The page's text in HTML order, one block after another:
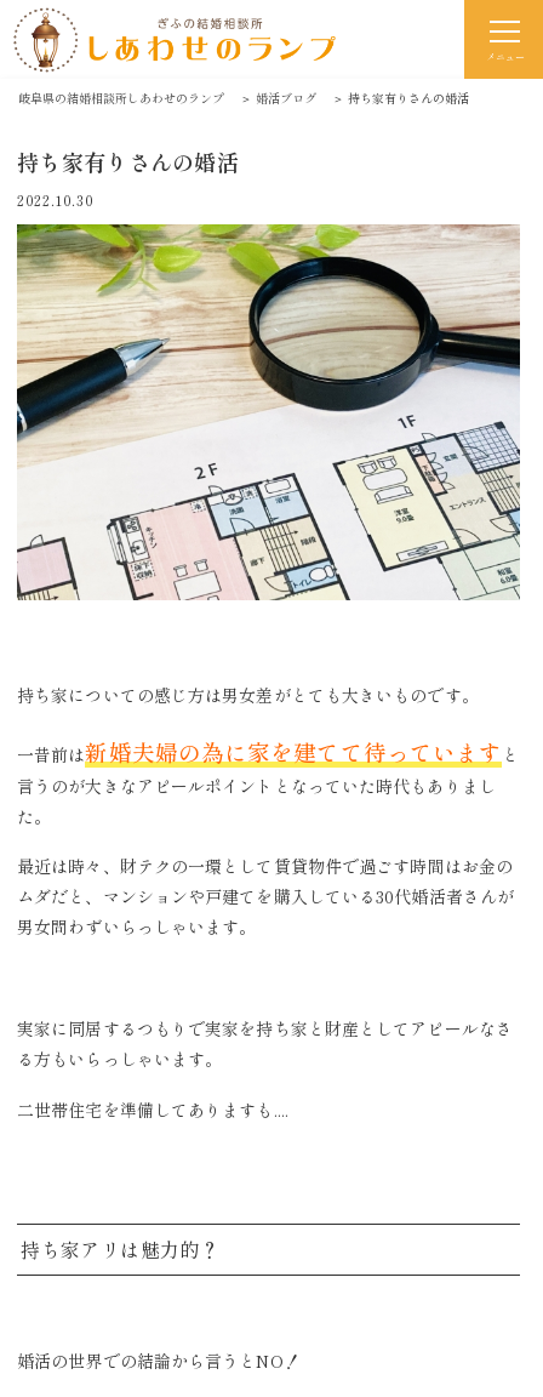
メニュー
岐阜県の結婚相談所しあわせのランプ ＞ 婚活ブログ ＞ 持ち家有りさんの婚活
持ち家有りさんの婚活
2022.10.30
持ち家についての感じ方は男女差がとても大きいものです。
一昔前は新婚夫婦の為に家を建てて待っています と
言うのが大きなアピールポイントとなっていた時代もありまし
た。
最近は時々、財テクの一環として賃貸物件で過ごす時間はお金の
ムダだと、マンションや戸建てを購入している30代婚活者さんが
男女問わずいらっしゃいます。
実家に同居するつもりで実家を持ち家と財産としてアピールなさ
る方もいらっしゃいます。
二世帯住宅を準備してありますも....
持ち家アリは魅力的？
婚活の世界での結論から言うとNO！